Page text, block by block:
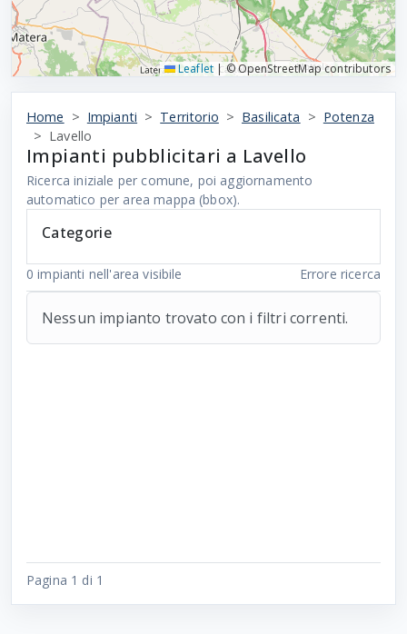
Leaflet |© OpenStreetMap contributors
Home Impianti Territorio Basilicata
Potenza
Lavello
Impianti pubblicitari a Lavello
Ricerca iniziale per comune, poi aggiornamento
automatico per area mappa (bbox).
Categorie
0 impianti nell'area visibile Errore ricerca
Nessun impianto trovato con i filtri correnti.
Pagina 1 di 1